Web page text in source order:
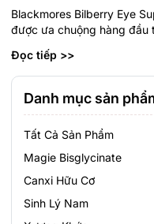
Blackmores Bilberry Eye
được ưa chuộng hàng đầu
Đọc tiếp >>
Danh mục sản
Tất Cả Sản Phẩm
Magie Bisglycinate
Canxi Hữu Cơ
Sinh Lý Nam